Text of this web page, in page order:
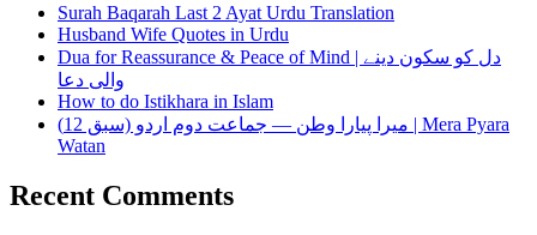
Surah Baqarah Last 2 Ayat Urdu Translation
Husband Wife Quotes in Urdu
Dua for Reassurance & Peace of Mind | دل کو سکون دینے
والی دعا
How to do Istikhara in Islam
میرا پیارا وطن — جماعت دوم اردو (سبق 12) | Mera Pyara
Watan
Recent Comments